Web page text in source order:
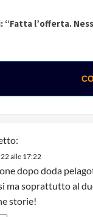
l’offerta.
alle 17:22
dopo doda
ma soprattutto al
storie!